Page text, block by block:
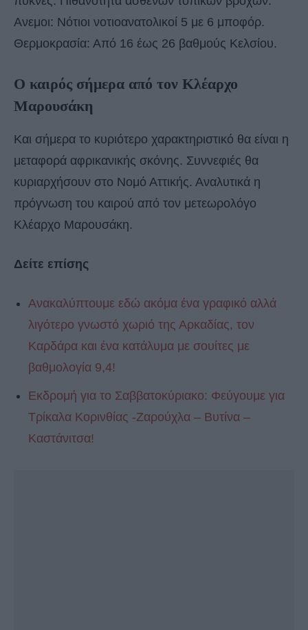
Ανεμοι: Νότιοι νοτιοανατολικοί 5 με 6 μποφόρ.
Θερμοκρασία: Από 16 έως 26 βαθμούς Κελσίου.
Ο καιρός σήμερα από τον Κλέαρχο
Μαρουσάκη
Και σήμερα το κυριότερο χαρακτηριστικό θα είναι η
μεταφορά αφρικανικής σκόνης. Συννεφιές θα
κυριαρχήσουν στο Νομό Αττικής. Αναλυτικά η
πρόγνωση του καιρού από τον μετεωρολόγο
Κλέαρχο Μαρουσάκη.
Δείτε επίσης
Ανακαλύπτουμε εδώ ακόμα ένα γραφικό αλλά
λιγότερο γνωστό χωριό της Αρκαδίας, τον
Καρδάρα και ένα κατάλυμα με σουίτες με
βαθμολογία 9,4!
Εκδρομή για το Σαββατοκύριακο: Φεύγουμε για
Tρίκαλα Κορινθίας -Ζαρούχλα – Βυτίνα –
Kαστάνιτσα!